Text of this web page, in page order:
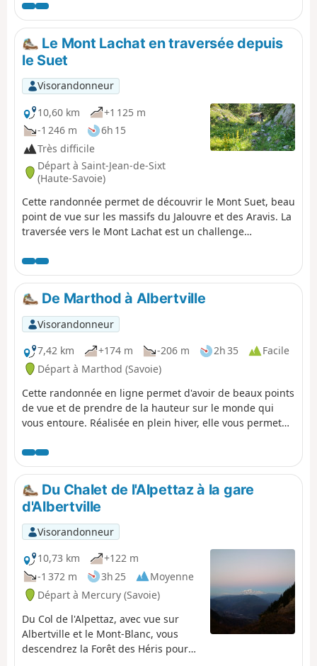
Chaîne des Aravis, le Mont Blanc et le Beaufortain.
Parfaite pour celui qui cherche un grand nombre
d'heures en montagne, avec un cumulé D+ et D-
intéressant.
Le Mont Lachat en traversée depuis
le Suet
Visorandonneur
10,60 km
+1 125 m
-1 246 m
6h 15
Très difficile
Départ à Saint-Jean-de-Sixt
(Haute-Savoie)
Cette randonnée permet de découvrir le Mont Suet, beau
point de vue sur les massifs du Jalouvre et des Aravis. La
traversée vers le Mont Lachat est un challenge
départ se fait de Saint-Jean-de-Sixt pour aboutir à Entre
Deux Nants, au-dessus des Villards-sur-Thônes.
De Marthod à Albertville
Visorandonneur
7,42 km
+174 m -206 m 2h 35
Facile
Départ à Marthod (Savoie)
Cette randonnée en ligne permet d'avoir de beaux points
de vue et de prendre de la hauteur sur le monde qui
vous entoure. Réalisée en plein hiver, elle vous permet
qui ont revêtu leurs manteaux blancs.
Du Chalet de l'Alpettaz à la gare
d'Albertville
Visorandonneur
10,73 km
+122 m
-1 372 m
3h 25
Moyenne
Départ à Mercury (Savoie)
Du Col de l'Alpettaz, avec vue sur
Albertville et le Mont-Blanc, vous
descendrez la Forêt des Héris pour